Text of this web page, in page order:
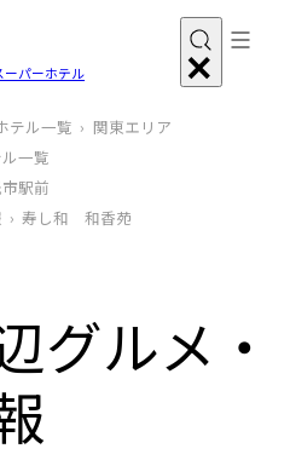
ーパーホテル
テル一覧
関東エリア
一覧
駅前
寿し和 和香苑
グルメ‧